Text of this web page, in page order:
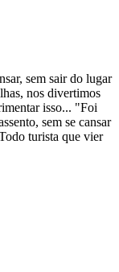
sem sair do lugar
nos divertimos
isso... "Foi
sem se cansar
turista que vier